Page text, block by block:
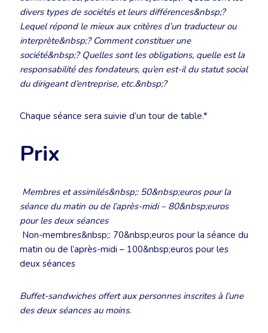
divers types de sociétés et leurs différences&nbsp;?
Lequel répond le mieux aux critères d’un traducteur ou
interprète&nbsp;? Comment constituer une
société&nbsp;? Quelles sont les obligations, quelle est la
responsabilité des fondateurs, qu’en est-il du statut social
du dirigeant d’entreprise, etc.&nbsp;?
Chaque séance sera suivie d’un tour de table.*
Prix
Membres et assimilés&nbsp;: 50&nbsp;euros pour la
séance du matin ou de l’après-midi – 80&nbsp;euros
pour les deux séances
Non-membres&nbsp;: 70&nbsp;euros pour la séance du
matin ou de l’après-midi – 100&nbsp;euros pour les
deux séances
Buffet-sandwiches offert aux personnes inscrites à l’une
des deux séances au moins.